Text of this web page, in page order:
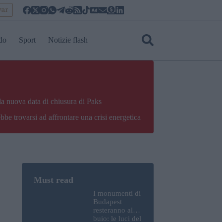
Sport Notizie flash
nuova data di chiusura di Paks
trovarsi ad affrontare una crisi energetica
I monumenti di
Budapest
resteranno al
buio: le luci del